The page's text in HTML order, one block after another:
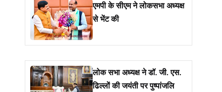
एमपी के सीएम ने लोकसभा अध्यक्ष
से भेंट की
लोक सभा अध्यक्ष ने डॉ. जी. एस.
ढिल्लों की जयंती पर पुष्पांजलि